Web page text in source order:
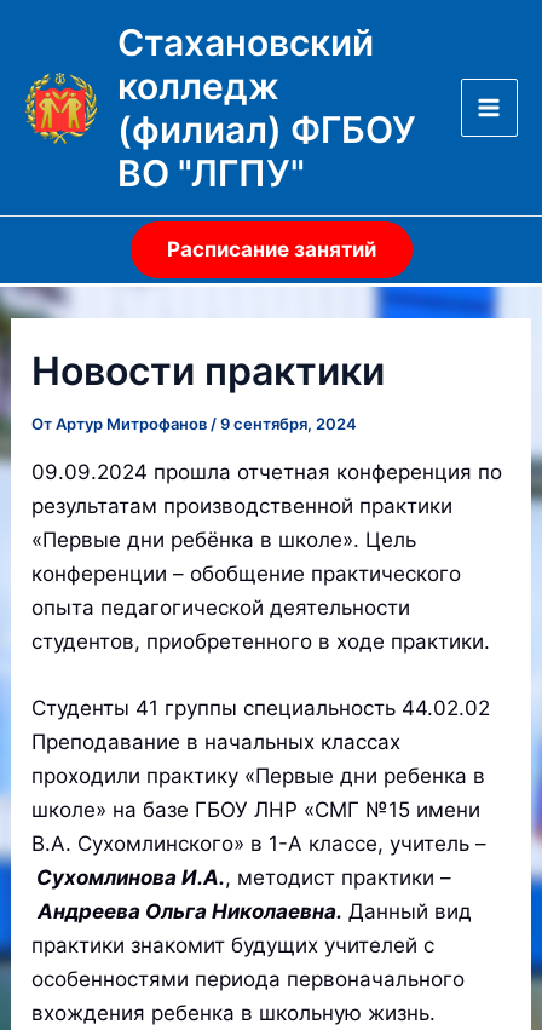
содержимому
Стахановский
колледж
(филиал) ФГБОУ
ВО "ЛГПУ"
Расписание занятий
Новости практики
ОтАртур Митрофанов /9 сентября, 2024
09.09.2024 прошла отчетная конференция по
результатам производственной практики
«Первые дни ребёнка в школе». Цель
конференции – обобщение практического
опыта педагогической деятельности
студентов, приобретенного в ходе практики.
Студенты 41 группы специальность 44.02.02
Преподавание в начальных классах
проходили практику «Первые дни ребенка в
школе» на базе ГБОУ ЛНР «СМГ №15 имени
В.А. Сухомлинского» в 1-А классе, учитель –
Сухомлинова И.А., методист практики –
Андреева Ольга Николаевна. Данный вид
практики знакомит будущих учителей с
особенностями периода первоначального
вхождения ребенка в школьную жизнь.